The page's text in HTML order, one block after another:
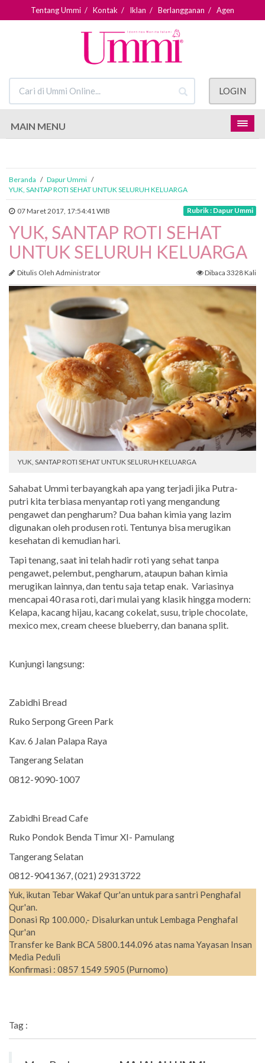
Tentang Ummi / Kontak / Iklan / Berlangganan / Agen
LOGIN
MAIN MENU
Beranda / Dapur Ummi /
YUK, SANTAP ROTI SEHAT UNTUK SELURUH KELUARGA
07 Maret 2017, 17:54:41 WIB Rubrik : Dapur Ummi
YUK, SANTAP ROTI SEHAT
UNTUK SELURUH KELUARGA
Ditulis Oleh Administrator Dibaca 3328 Kali
YUK, SANTAP ROTI SEHAT UNTUK SELURUH KELUARGA
Sahabat Ummi terbayangkah apa yang terjadi jika Putra-
putri kita terbiasa menyantap roti yang mengandung
pengawet dan pengharum? Dua bahan kimia yang lazim
digunakan oleh produsen roti. Tentunya bisa merugikan
kesehatan di kemudian hari.
Tapi tenang, saat ini telah hadir roti yang sehat tanpa
pengawet, pelembut, pengharum, ataupun bahan kimia
merugikan lainnya, dan tentu saja tetap enak. Variasinya
mencapai 40 rasa roti, dari mulai yang klasik hingga modern:
Kelapa, kacang hijau, kacang cokelat, susu, triple chocolate,
mexico mex, cream cheese blueberry, dan banana split.
Kunjungi langsung:
Zabidhi Bread
Ruko Serpong Green Park
Kav. 6 Jalan Palapa Raya
Tangerang Selatan
0812-9090-1007
Zabidhi Bread Cafe
Ruko Pondok Benda Timur XI- Pamulang
Tangerang Selatan
0812-9041367, (021) 29313722
Yuk, ikutan Tebar Wakaf Qur'an untuk para santri Penghafal
Qur'an.
Donasi Rp 100.000,- Disalurkan untuk Lembaga Penghafal
Qur'an
Transfer ke Bank BCA 5800.144.096 atas nama Yayasan Insan
Media Peduli
Konfirmasi : 0857 1549 5905 (Purnomo)
Tag :